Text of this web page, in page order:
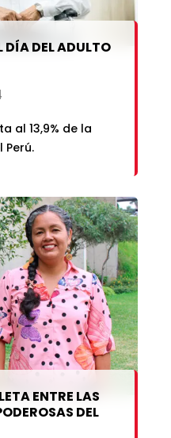
DÍA DEL ADULTO
al 13,9% de la
ENTRE LAS
DEL